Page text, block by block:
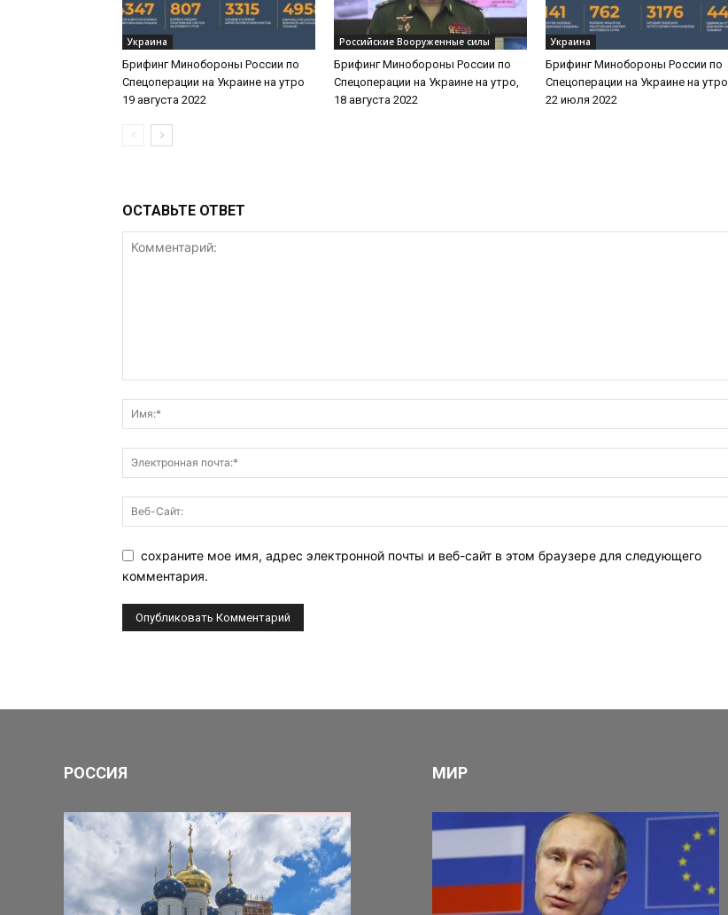
Украина
Брифинг Минобороны России по
Спецоперации на Украине на утро
19 августа 2022
Российские Вооруженные силы
Брифинг Минобороны России по
Спецоперации на Украине на утро,
18 августа 2022
Украина
Брифинг Минобороны России по
Спецоперации на Украине на утро,
22 июля 2022
ОСТАВЬТЕ ОТВЕТ
сохраните мое имя, адрес электронной почты и веб-сайт в этом браузере для следующего
комментария.
РОССИЯ МИР